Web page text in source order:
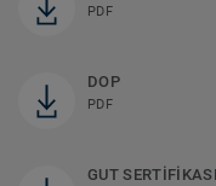
PDF
DOP
PDF
GUT SERTİFİKASI